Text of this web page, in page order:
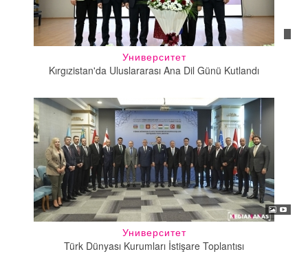
Университет
Kırgızistan'da Uluslararası Ana Dil Günü Kutlandı
Университет
Türk Dünyası Kurumları İstişare Toplantısı